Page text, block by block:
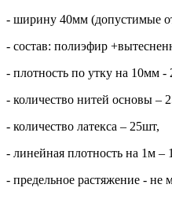
- ширину 40мм (допустимые
- состав: полиэфир
- плотность по утку на 10мм -
- количество нитей основы –
- количество латекса – 25шт,
- линейная плотность на 1м –
- предельное растяжение - не